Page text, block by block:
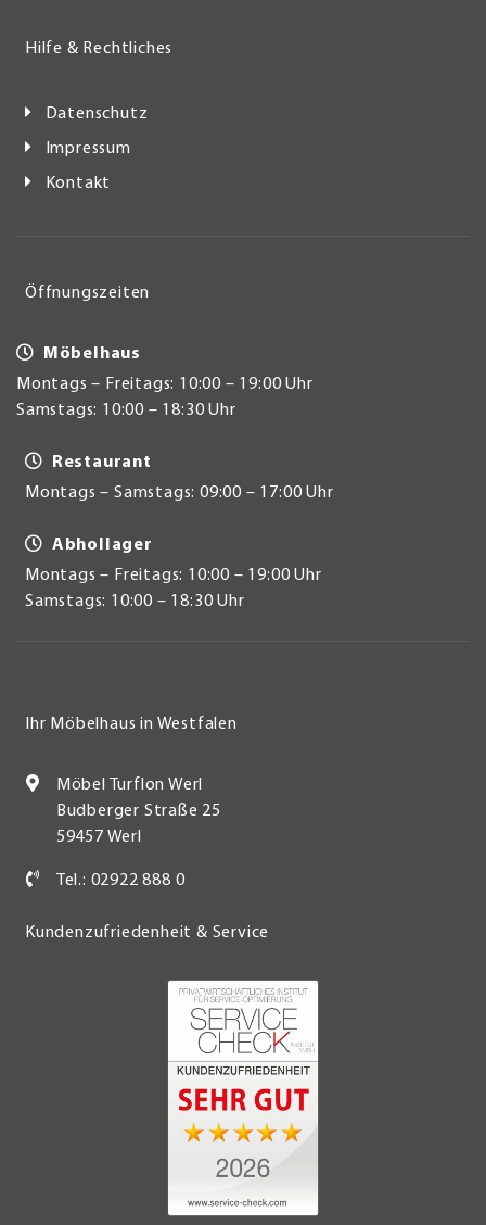
Hilfe & Rechtliches
Datenschutz
Impressum
Kontakt
Öffnungszeiten
Möbelhaus
Montags – Freitags: 10:00 – 19:00 Uhr
Samstags: 10:00 – 18:30 Uhr
Restaurant
Montags – Samstags: 09:00 – 17:00 Uhr
Abhollager
Montags – Freitags: 10:00 – 19:00 Uhr
Samstags: 10:00 – 18:30 Uhr
Ihr Möbelhaus in Westfalen
Möbel Turflon Werl
Budberger Straße 25
59457 Werl
Tel.: 02922 888 0
Kundenzufriedenheit & Service